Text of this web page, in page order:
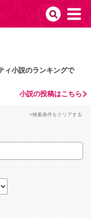
ィ小説のランキングで
小説の投稿はこちら
×検索条件をクリアする